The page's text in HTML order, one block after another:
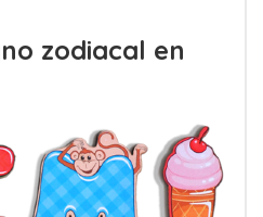
zodiacal en